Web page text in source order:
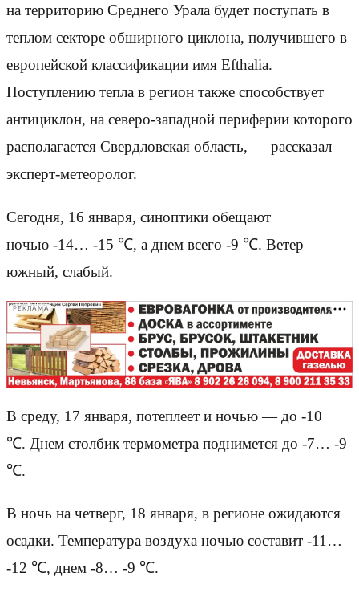
на территорию Среднего Урала будет поступать в
теплом секторе обширного циклона, получившего в
европейской классификации имя Efthalia.
Поступлению тепла в регион также способствует
антициклон, на северо-западной периферии которого
располагается Свердловская область, — рассказал
эксперт-метеоролог.
Сегодня, 16 января, синоптики обещают
ночью -14… -15 ℃, а днем всего -9 ℃. Ветер
южный, слабый.
РЕКЛАМА
В среду, 17 января, потеплеет и ночью — до -10
℃. Днем столбик термометра поднимется до -7… -9
℃.
В ночь на четверг, 18 января, в регионе ожидаются
осадки. Температура воздуха ночью составит -11…
-12 ℃, днем -8… -9 ℃.